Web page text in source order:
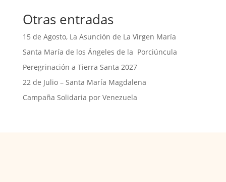
Otras entradas
15 de Agosto, La Asunción de La Virgen María
Santa María de los Ángeles de la Porciúncula
Peregrinación a Tierra Santa 2027
22 de Julio – Santa María Magdalena
Campaña Solidaria por Venezuela